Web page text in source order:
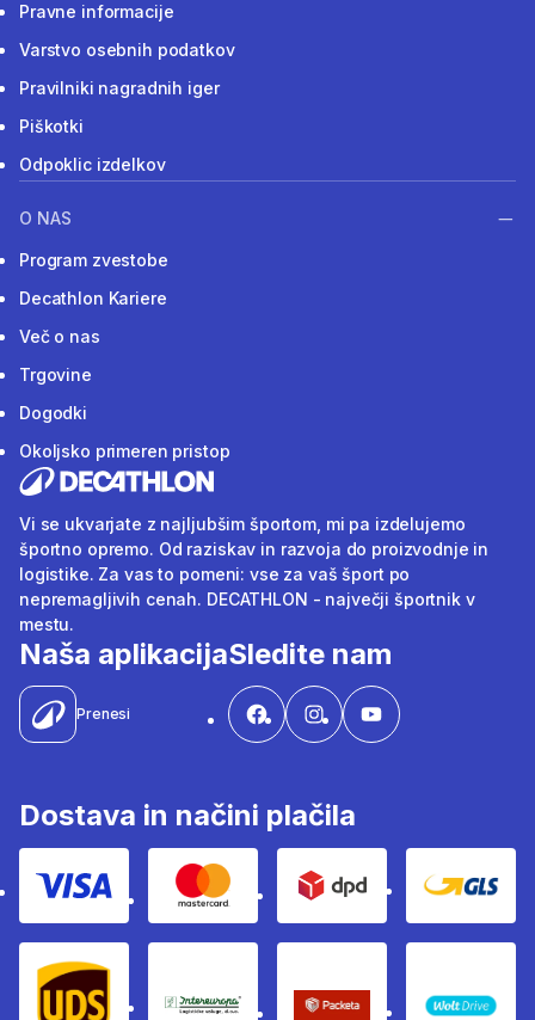
Pravne informacije
Varstvo osebnih podatkov
Pravilniki nagradnih iger
Piškotki
Odpoklic izdelkov
O NAS
Program zvestobe
Decathlon Kariere
Več o nas
Trgovine
Dogodki
Okoljsko primeren pristop
Vi se ukvarjate z najljubšim športom, mi pa izdelujemo
športno opremo. Od raziskav in razvoja do proizvodnje in
logistike. Za vas to pomeni: vse za vaš šport po
nepremagljivih cenah. DECATHLON - največji športnik v
mestu.
Naša aplikacija
Prenesi
Sledite nam
Dostava in načini plačila
Visa Mastercard Dpd Gls